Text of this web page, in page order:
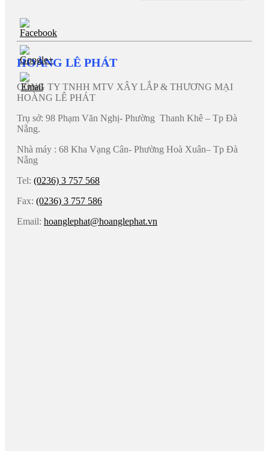
HOÀNG LÊ PHÁT
CÔNG TY TNHH MTV XÂY LẮP & THƯƠNG MẠI
HOÀNG LÊ PHÁT
Trụ sở: 98 Phạm Văn Nghị- Phường Thanh Khê – Tp Đà
Nẵng.
Nhà máy : 68 Kha Vạng Cân- Phường Hoà Xuân– Tp Đà
Nẵng
Tel: (0236) 3 757 568
Fax: (0236) 3 757 586
Email: hoanglephat@hoanglephat.vn